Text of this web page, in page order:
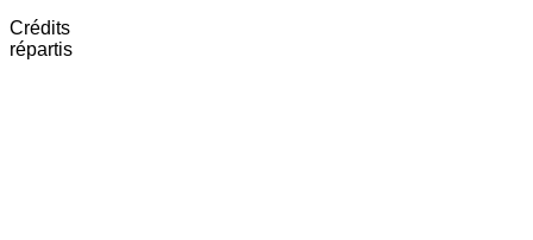
Crédits
répartis